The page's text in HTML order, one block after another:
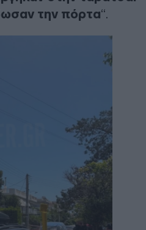
την πόρτα“.